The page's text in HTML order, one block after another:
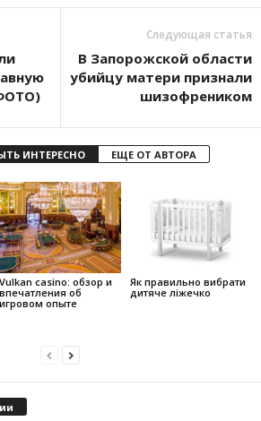
Следующая статья
В Запорожской области
убийцу матери признали
шизофреником
ИНТЕРЕСНО ЕЩЕ ОТ АВТОРА
Vulkan casino: обзор и
впечатления об
игровом опыте
Як правильно вибрати
дитяче ліжечко